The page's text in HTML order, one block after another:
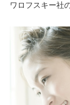
ワロフスキー社